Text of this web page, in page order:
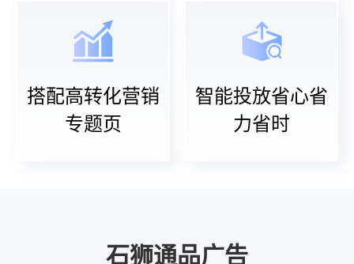
搭配高转化营销
专题页
智能投放省心省
力省时
石狮通品广告